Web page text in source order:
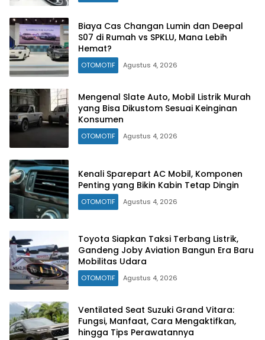
Biaya Cas Changan Lumin dan Deepal
S07 di Rumah vs SPKLU, Mana Lebih
Hemat?
OTOMOTIF Agustus 4, 2026
Mengenal Slate Auto, Mobil Listrik Murah
yang Bisa Dikustom Sesuai Keinginan
Konsumen
OTOMOTIF Agustus 4, 2026
Kenali Sparepart AC Mobil, Komponen
Penting yang Bikin Kabin Tetap Dingin
OTOMOTIF Agustus 4, 2026
Toyota Siapkan Taksi Terbang Listrik,
Gandeng Joby Aviation Bangun Era Baru
Mobilitas Udara
OTOMOTIF Agustus 4, 2026
Ventilated Seat Suzuki Grand Vitara:
Fungsi, Manfaat, Cara Mengaktifkan,
hingga Tips Perawatannya